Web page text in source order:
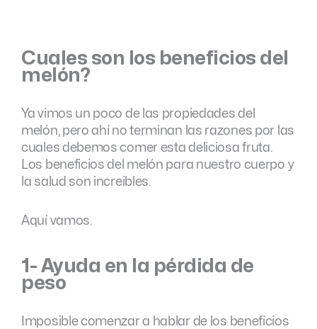
Cuales son los beneficios del
melón?
Ya vimos un poco de las propiedades del
melón, pero ahí no terminan las razones por las
cuales debemos comer esta deliciosa fruta.
Los beneficios del melón para nuestro cuerpo y
la salud son increibles.
Aquí vamos.
1- Ayuda en la pérdida de
peso
Imposible comenzar a hablar de los beneficios